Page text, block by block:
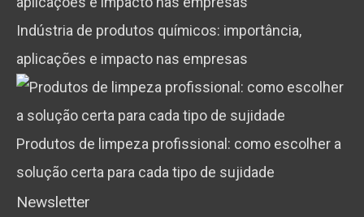
Indústria de produtos químicos: importância,
aplicações e impacto nas empresas
Produtos de limpeza profissional: como escolher a
solução certa para cada tipo de sujidade
Newsletter